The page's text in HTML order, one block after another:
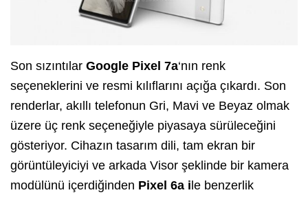
Son sızıntılar Google Pixel 7a‘nın renk
seçeneklerini ve resmi kılıflarını açığa çıkardı. Son
renderlar, akıllı telefonun Gri, Mavi ve Beyaz olmak
üzere üç renk seçeneğiyle piyasaya sürüleceğini
gösteriyor. Cihazın tasarım dili, tam ekran bir
görüntüleyiciyi ve arkada Visor şeklinde bir kamera
modülünü içerdiğinden Pixel 6a ile benzerlik